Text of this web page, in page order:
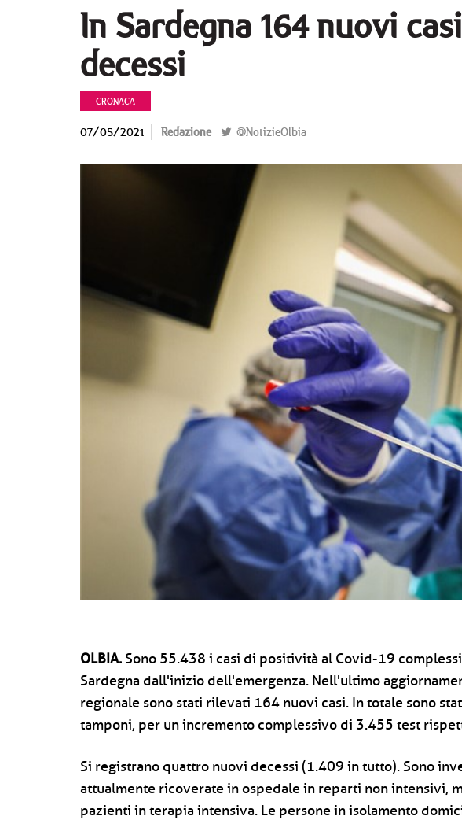
In Sardegna 164 nuovi
decessi
CRONACA
07/05/2021 Redazione @NotizieOlbia
OLBIA. Sono 55.438 i casi di positività al Covid-19
Sardegna dall'inizio dell'emergenza. Nell'ultimo
regionale sono stati rilevati 164 nuovi casi. In totale sono
tamponi, per un incremento complessivo di 3.455 test
Si registrano quattro nuovi decessi (1.409 in tutto). Sono
attualmente ricoverate in ospedale in reparti non intensivi,
pazienti in terapia intensiva. Le persone in isolamento